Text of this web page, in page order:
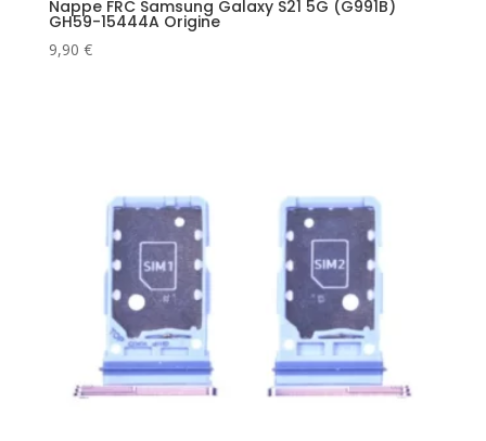
Nappe FRC Samsung Galaxy S21 5G (G991B)
GH59-15444A Origine
9,90 €